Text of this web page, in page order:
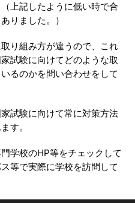
上記したように低い時で合
りました。）
り組み方が違うので、これ
試験に向けてどのような取
るのかを問い合わせをして
試験に向けて常に対策方法
す。
学校のHP等をチェックして
等で実際に学校を訪問して